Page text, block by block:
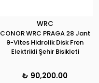
WRC
CONOR WRC PRAGA 28 Jant
9-Vites Hidrolik Disk Fren
Elektrikli Şehir Bisikleti
₺ 90,200.00